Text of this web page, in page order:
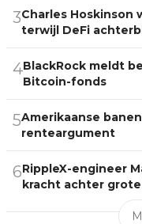
3Charles Hoskinson
terwijl DeFi
4BlackRock meldt
Bitcoin-fonds
5Amerikaanse
renteargument
6RippleX-engineer
kracht achter grote